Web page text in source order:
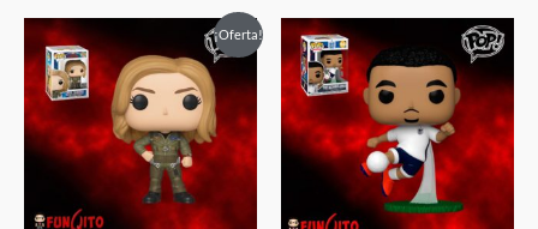
¡Oferta!
El
precio
original
era:
$45.00.
precio
actual
es:
$15.00.
El
precio
original
era:
$25.00.
precio
actual
es:
$22.50.